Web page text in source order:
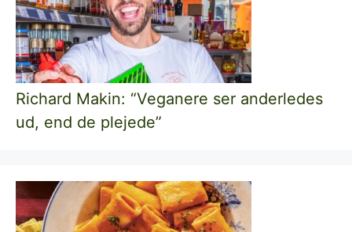
Richard Makin: “Veganere ser anderledes
ud, end de plejede”